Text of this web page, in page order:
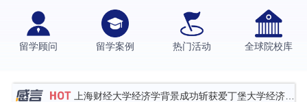
留学顾问 留学案例 热门活动 全球院校库
格拉斯哥大学国际商务硕士录取案例
伯明翰大学数字媒体与创意产业硕士录取案例
Offer
上海财经大学经济学背景成功斩获爱丁堡大学经济学